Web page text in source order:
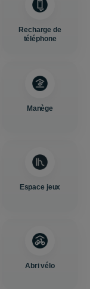
Recharge de
téléphone
Manège
Espace jeux
Abri vélo